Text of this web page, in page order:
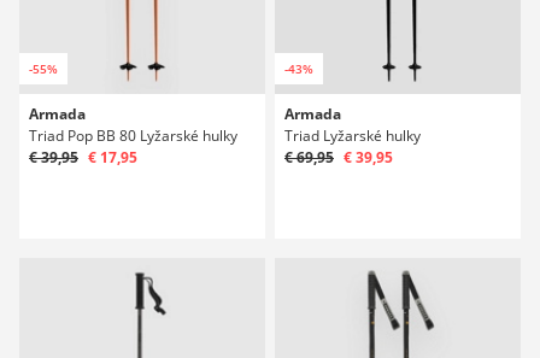
-55%
Armada
Triad Pop BB 80 Lyžarské hulky
€ 39,95 € 17,95
-43%
Armada
Triad Lyžarské hulky
€ 69,95 € 39,95